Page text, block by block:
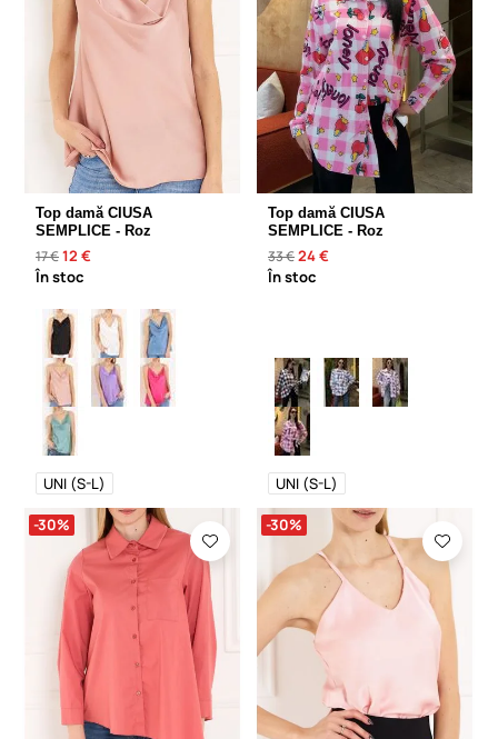
Top damă CIUSA
SEMPLICE - Roz
17 €12 €
În stoc
UNI (S-L)
Top damă CIUSA
SEMPLICE - Roz
33 €24 €
În stoc
UNI (S-L)
-30% -30%